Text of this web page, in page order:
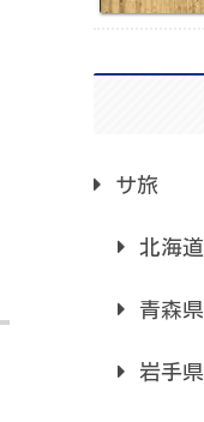
サ旅
北海道
青森県
岩手県